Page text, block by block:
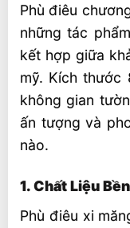
Phù điêu
những tác
kết hợp giữa
mỹ. Kích
không gian
ấn tượng và
nào.
1. Chất Liệu
Phù điêu xi